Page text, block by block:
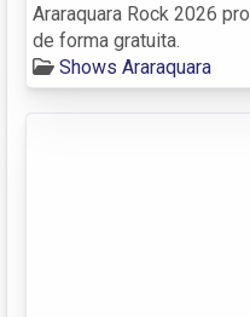
Araraquara Rock 2026
de forma gratuita.
Shows Araraquara